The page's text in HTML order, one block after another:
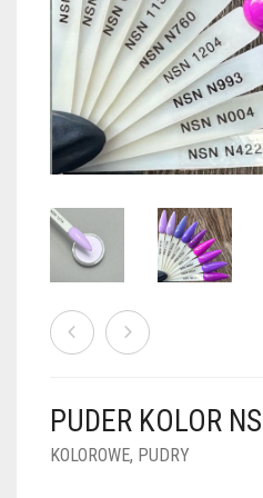
PUDRY BROKATOWE
PUDRY Z DROBINKAMI
PUDRY KOLOR PUR
PUDRY BUDUJĄCE
PUDRY DO FRENCH
PUDRY GALAXY
PUDRY SPARKLE
PUDRY TERMICZNE
PUDRY ŚWIECĄCE
FOIL DIP
PUDER KOLOR
KOLOROWE, PUDRY